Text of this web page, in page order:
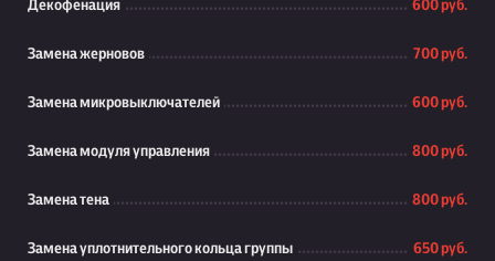
Декофенация 600 руб.
Замена жерновов 700 руб.
Замена микровыключателей 600 руб.
Замена модуля управления 800 руб.
Замена тена 800 руб.
Замена уплотнительного кольца группы 650 руб.